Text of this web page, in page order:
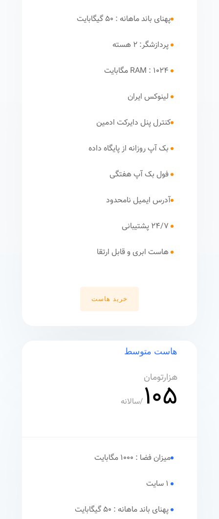
پهنای باند ماهانه : 50 گیگابایت
پردازشگر: 2 هسته
RAM : 1024 مگابایت
لینوکس ایران
کنترل پنل دایرکت ادمین
بک آپ روزانه از پایگاه داده
فول بک آپ هفتگی
آدرس ایمیل نامحدود
24/7 پشتیبانی
هاست ابری و قابل ارتقا
خرید هاست
هاست متوسط
هزارتومان
105
/سالانه
میزان فضا : 1000 مگابایت
1 سایت
پهنای باند ماهانه : 50 گیگابایت